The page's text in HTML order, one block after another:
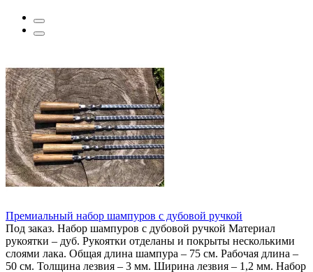
Премиальный набор шампуров с дубовой ручкой
Под заказ. Набор шампуров с дубовой ручкой Материал
рукоятки – дуб. Рукоятки отделаны и покрыты несколькими
слоями лака. Общая длина шампура – 75 см. Рабочая длина –
50 см. Толщина лезвия – 3 мм. Ширина лезвия – 1,2 мм. Набор